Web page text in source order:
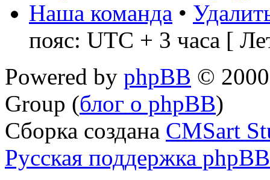
Наша команда •
пояс: UTC + 3 часа [
Powered by phpBB ©
Group (блог о phpBB)
Сборка создана CMSart
Русская поддержка phpBB